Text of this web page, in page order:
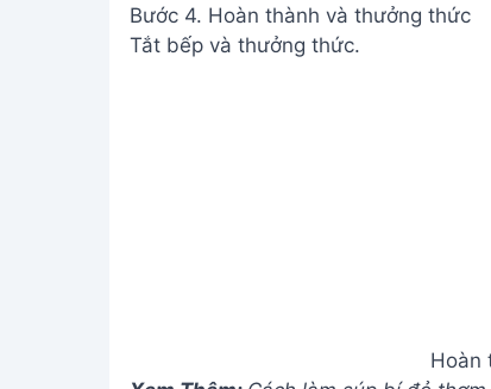
Bước 4. Hoàn thành và thưởng thức
Tắt bếp và thưởng thức.